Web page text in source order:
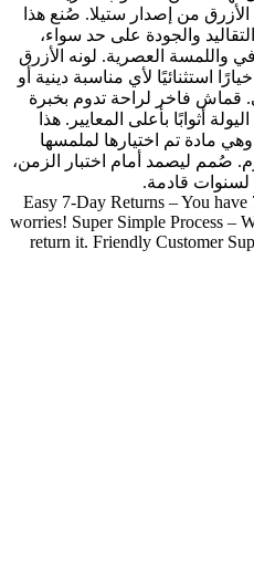
الأزرق من إصدار ستيلا. صُنع هذا
والجودة على حد سواء،
واللمسة العصرية. لونه الأزرق
استثنائيًا لأي مناسبة دينية أو
قماش فاخر لراحة تدوم بخبرة
مادة تم اختيارها لملمسها
صُمم ليصمد أمام اختبار الزمن،
قادمة.
Easy 7-Day Returns – You
worries! Super Simple Process –
return it. Friendly Customer